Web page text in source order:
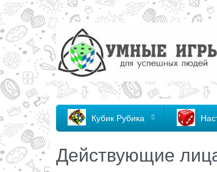
Кубик Рубика
Действующие